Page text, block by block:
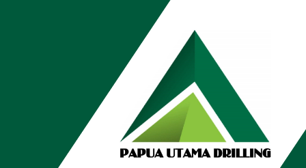
JANUARI
Jasa Bore Pile di Kebumen
ADMIN
APA SIH KEUNTUNGAN PEMBUATAN SUMUR